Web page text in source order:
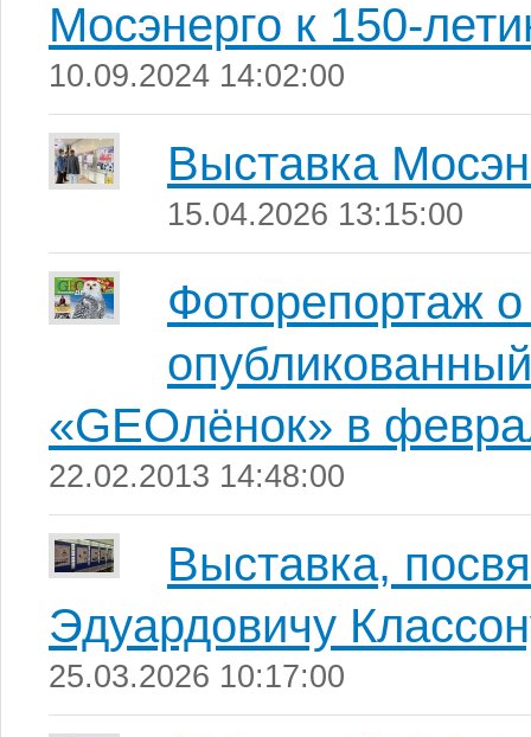
Мосэнерго к 150-
10.09.2024 14:02:00
Выставка
15.04.2026 13:15:00
Фоторепортаж
«GEOлёнок» в
22.02.2013 14:48:00
Выставка,
Эдуардовичу
25.03.2026 10:17:00